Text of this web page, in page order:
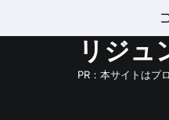
リジュ
PR：本サイトはプ